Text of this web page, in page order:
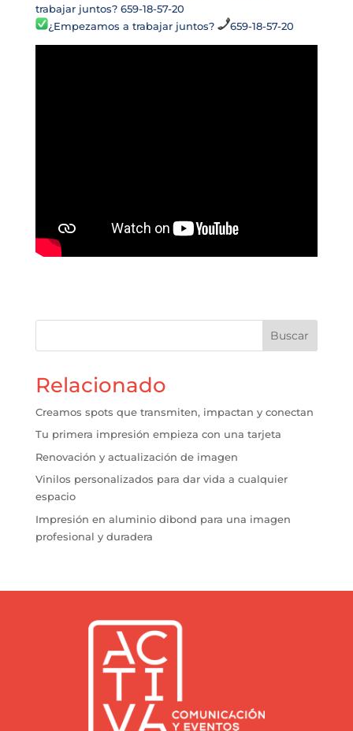
trabajar juntos? 659-18-57-20
¿Empezamos a trabajar juntos?
659-18-57-20
Buscar
Relacionado
Creamos spots que transmiten, impactan y conectan
Tu primera impresión empieza con una tarjeta
Renovación y actualización de imagen
Vinilos personalizados para dar vida a cualquier
espacio
Impresión en aluminio dibond para una imagen
profesional y duradera